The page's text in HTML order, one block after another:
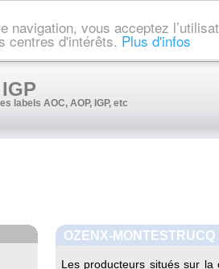
navigation, vous acceptez
centres d'intérêts. Plus d'infos
labels AOC, AOP, IGP, etc
OZENX-MONTESTRUCQ
Les producteurs situés sur